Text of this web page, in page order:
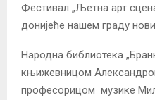
Фестивал „Љетна арт
донијеће нашем граду
Народна библиотека
књижевницом
професорицом музике